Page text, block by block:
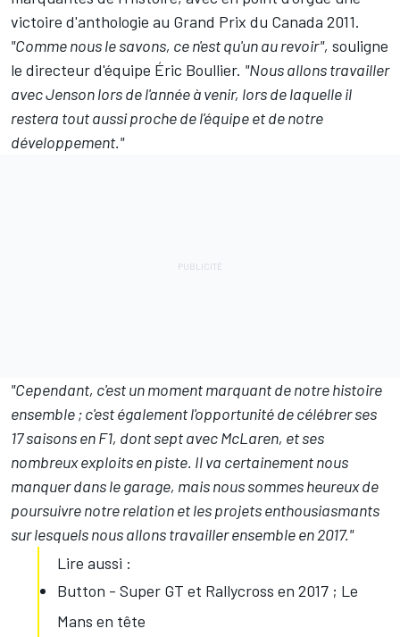
victoire d'anthologie au Grand Prix du Canada 2011.
"Comme nous le savons, ce n'est qu'un au revoir", souligne
le directeur d'équipe Éric Boullier. "Nous allons travailler
avec Jenson lors de l'année à venir, lors de laquelle il
restera tout aussi proche de l'équipe et de notre
développement."
"Cependant, c'est un moment marquant de notre histoire
ensemble ; c'est également l'opportunité de célébrer ses
17 saisons en F1, dont sept avec McLaren, et ses
nombreux exploits en piste. Il va certainement nous
manquer dans le garage, mais nous sommes heureux de
poursuivre notre relation et les projets enthousiasmants
sur lesquels nous allons travailler ensemble en 2017."
Lire aussi :
Button - Super GT et Rallycross en 2017 ; Le
Mans en tête